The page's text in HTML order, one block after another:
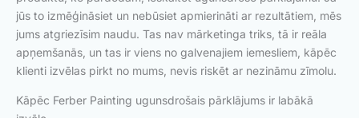
jūs to izmēģināsiet un nebūsiet apmierināti ar rezultātiem, mēs
jums atgriezīsim naudu. Tas nav mārketinga triks, tā ir reāla
apņemšanās, un tas ir viens no galvenajiem iemesliem, kāpēc
klienti izvēlas pirkt no mums, nevis riskēt ar nezināmu zīmolu.
Kāpēc Ferber Painting ugunsdrošais pārklājums ir labākā